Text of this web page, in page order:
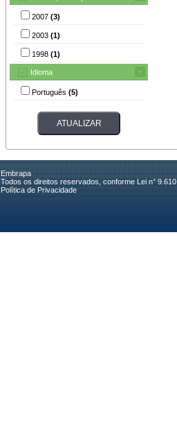
2007 (3)
2003 (1)
1998 (1)
Idioma
Português (5)
Embrapa
Todos os direitos reservados, conforme Lei n° 9.610
Política de Privacidade